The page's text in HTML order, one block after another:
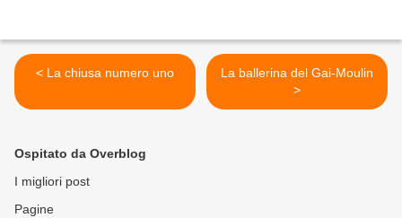
< La chiusa numero uno
La ballerina del Gai-Moulin
>
Ospitato da Overblog
I migliori post
Pagine